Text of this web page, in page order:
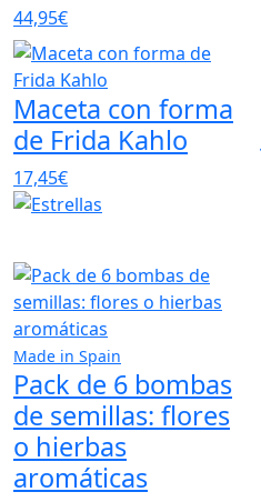
44,95€
Maceta con forma
de Frida Kahlo
17,45€
Made in Spain
Pack de 6 bombas
de semillas: flores
o hierbas
aromáticas